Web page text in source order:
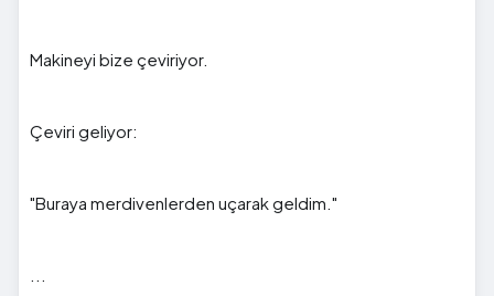
Makineyi bize çeviriyor.
Çeviri geliyor:
"Buraya merdivenlerden uçarak geldim."